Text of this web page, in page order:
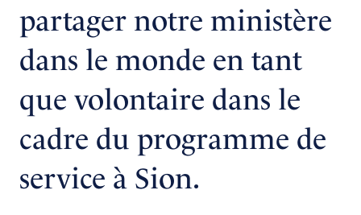
partager notre ministère
dans le monde en tant
que volontaire dans le
cadre du programme de
service à Sion.